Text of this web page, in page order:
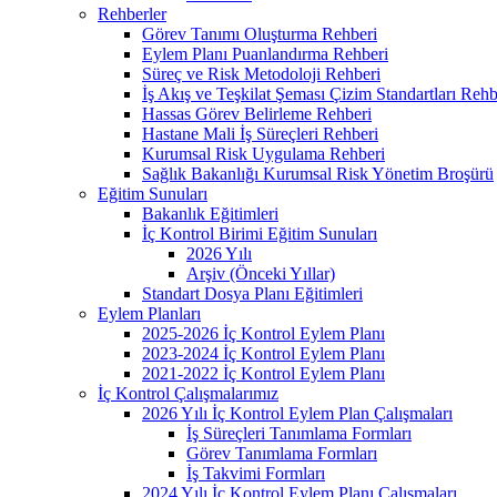
Rehberler
Görev Tanımı Oluşturma Rehberi
Eylem Planı Puanlandırma Rehberi
Süreç ve Risk Metodoloji Rehberi
İş Akış ve Teşkilat Şeması Çizim Standartları
Hassas Görev Belirleme Rehberi
Hastane Mali İş Süreçleri Rehberi
Kurumsal Risk Uygulama Rehberi
Sağlık Bakanlığı Kurumsal Risk Yönetim Broşürü
Eğitim Sunuları
Bakanlık Eğitimleri
İç Kontrol Birimi Eğitim Sunuları
2026 Yılı
Arşiv (Önceki Yıllar)
Standart Dosya Planı Eğitimleri
Eylem Planları
2025-2026 İç Kontrol Eylem Planı
2023-2024 İç Kontrol Eylem Planı
2021-2022 İç Kontrol Eylem Planı
İç Kontrol Çalışmalarımız
2026 Yılı İç Kontrol Eylem Plan Çalışmaları
İş Süreçleri Tanımlama Formları
Görev Tanımlama Formları
İş Takvimi Formları
2024 Yılı İç Kontrol Eylem Planı Çalışmaları